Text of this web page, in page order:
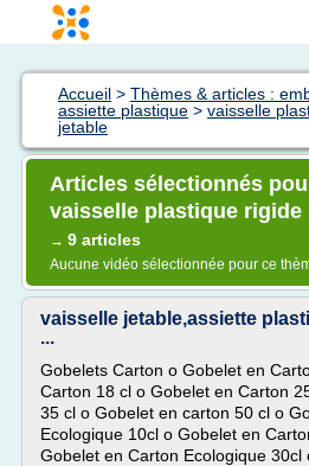
Accueil > Thèmes & articles :
assiette plastique > vaisselle
jetable
Articles sélectionnés
vaisselle plastique rigide
→ 9 articles
Aucune vidéo sélectionnée pour ce
vaisselle jetable,assiette
...
Gobelets Carton o Gobelet en
Carton 18 cl o Gobelet en Carton
35 cl o Gobelet en carton 50 cl o
Ecologique 10cl o Gobelet en
Gobelet en Carton Ecologique 30cl